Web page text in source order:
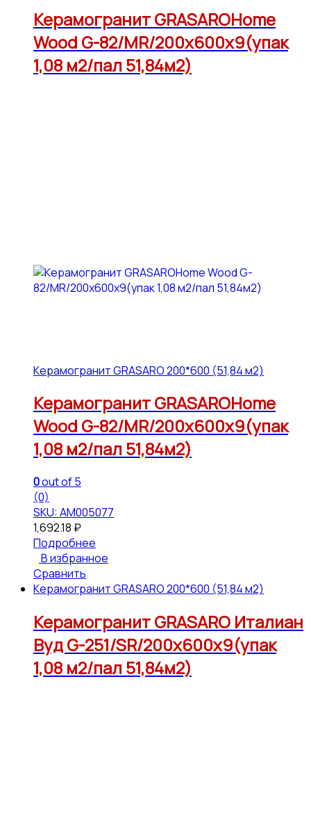
Керамогранит GRASAROHome
Wood G-82/MR/200x600x9(упак
1,08 м2/пал 51,84м2)
Керамогранит GRASARO 200*600 (51,84 м2)
Керамогранит GRASAROHome
Wood G-82/MR/200x600x9(упак
1,08 м2/пал 51,84м2)
0out of 5
(0)
SKU: АМ005077
1,692.18 ₽
Подробнее
В избранное
Сравнить
Керамогранит GRASARO 200*600 (51,84 м2)
Керамогранит GRASARO Италиан
Вуд G-251/SR/200x600x9(упак
1,08 м2/пал 51,84м2)